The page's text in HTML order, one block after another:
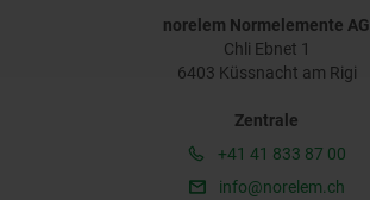
norelem Normelemente AG
Chli Ebnet 1
6403 Küssnacht am Rigi
Zentrale
+41 41 833 87 00
info@norelem.ch